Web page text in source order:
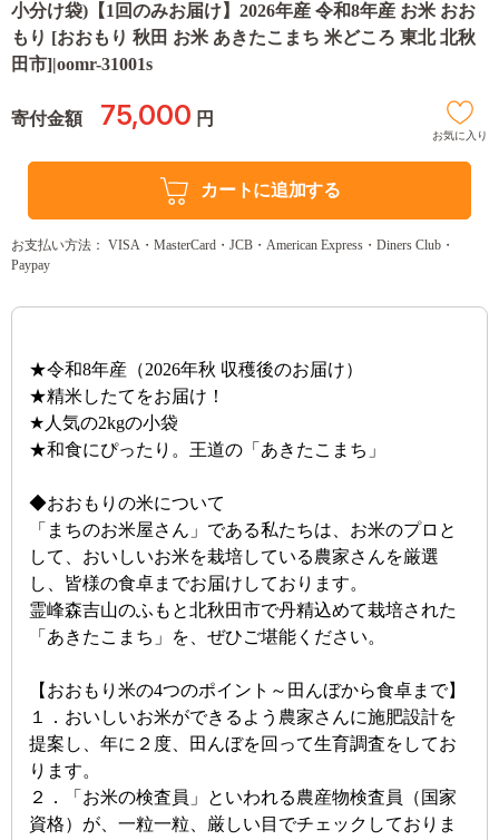
小分け袋)【1回のみお届け】2026年産 令和8年産 お米 おお
もり [おおもり 秋田 お米 あきたこまち 米どころ 東北 北秋
田市]|oomr-31001s
寄付金額 75,000 円
お気に入り
カートに追加する
お支払い方法： VISA・MasterCard・JCB・American Express・Diners Club・
Paypay
★令和8年産（2026年秋 収穫後のお届け）
★精米したてをお届け！
★人気の2kgの小袋
★和食にぴったり。王道の「あきたこまち」
◆おおもりの米について
「まちのお米屋さん」である私たちは、お米のプロと
して、おいしいお米を栽培している農家さんを厳選
し、皆様の食卓までお届けしております。
霊峰森吉山のふもと北秋田市で丹精込めて栽培された
「あきたこまち」を、ぜひご堪能ください。
【おおもり米の4つのポイント～田んぼから食卓まで】
１．おいしいお米ができるよう農家さんに施肥設計を
提案し、年に２度、田んぼを回って生育調査をしてお
ります。
２．「お米の検査員」といわれる農産物検査員（国家
資格）が、一粒一粒、厳しい目でチェックしておりま